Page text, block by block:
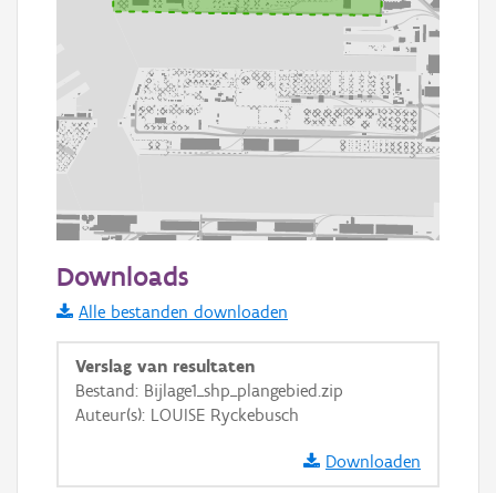
Informatie Vlaanderen
i
+ −
Downloads
Alle bestanden downloaden
Verslag van resultaten
Bestand: Bijlage1_shp_plangebied.zip
Auteur(s): LOUISE Ryckebusch
Downloaden